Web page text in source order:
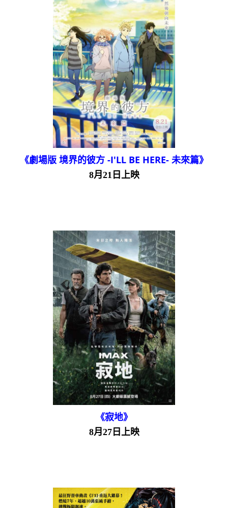
《劇場版 境界的彼方 -I'LL BE HERE- 未來篇》
8月21日上映
《寂地》
8月27日上映